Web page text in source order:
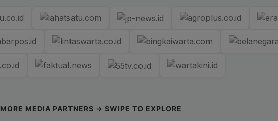
MORE MEDIA PARTNERS → SWIPE TO EXPLORE